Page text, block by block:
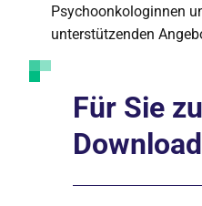
Psychoonkologinnen
unterstützenden
Für Sie
Download